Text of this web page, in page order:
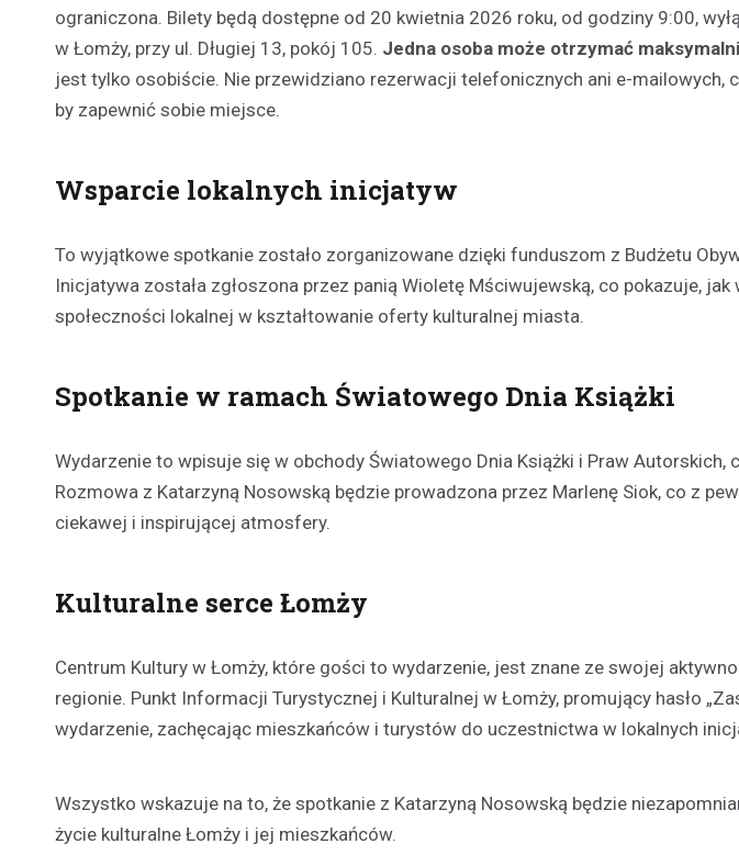
ograniczona. Bilety będą dostępne od 20 kwietnia 2026 roku, od godziny 9:00,
w Łomży, przy ul. Długiej 13, pokój 105. Jedna osoba może otrzymać
jest tylko osobiście. Nie przewidziano rezerwacji telefonicznych ani e-mailowych,
by zapewnić sobie miejsce.
Wsparcie lokalnych inicjatyw
To wyjątkowe spotkanie zostało zorganizowane dzięki funduszom z Budżetu
Inicjatywa została zgłoszona przez panią Wioletę Mściwujewską, co pokazuje,
społeczności lokalnej w kształtowanie oferty kulturalnej miasta.
Spotkanie w ramach Światowego Dnia Książki
Wydarzenie to wpisuje się w obchody Światowego Dnia Książki i Praw
Rozmowa z Katarzyną Nosowską będzie prowadzona przez Marlenę Siok, co z
ciekawej i inspirującej atmosfery.
Kulturalne serce Łomży
Centrum Kultury w Łomży, które gości to wydarzenie, jest znane ze swojej
regionie. Punkt Informacji Turystycznej i Kulturalnej w Łomży, promujący hasło
wydarzenie, zachęcając mieszkańców i turystów do uczestnictwa w lokalnych
Wszystko wskazuje na to, że spotkanie z Katarzyną Nosowską będzie
życie kulturalne Łomży i jej mieszkańców.